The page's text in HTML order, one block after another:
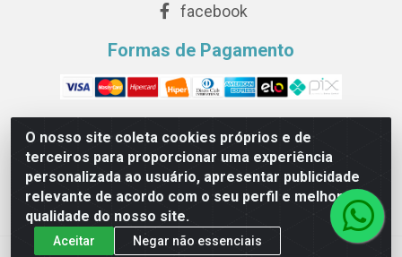
O nosso site coleta cookies próprios e de
terceiros para proporcionar uma experiência
personalizada ao usuário, apresentar publicidade
relevante de acordo com o seu perfil e melhorar a
qualidade do nosso site.
Aceitar Negar não essenciais
facebook
Formas de Pagamento
Novesete Distribuidora LTDA - Avenida Setecentos, S/N,
Terminal Intermodal da Serra, Serra/ES - CEP 29161-414 -
CNPJ 29.479.604/0001-44